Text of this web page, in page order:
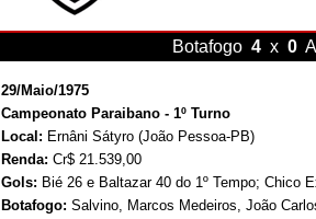
Botafogo 4 x 0
29/Maio/1975
Campeonato Paraibano - 1º Turno
Local: Ernâni Sátyro (João Pessoa-PB)
Renda: Cr$ 21.539,00
Gols: Bié 26 e Baltazar 40 do 1º Tempo; Chico
Botafogo: Salvino, Marcos Medeiros, João